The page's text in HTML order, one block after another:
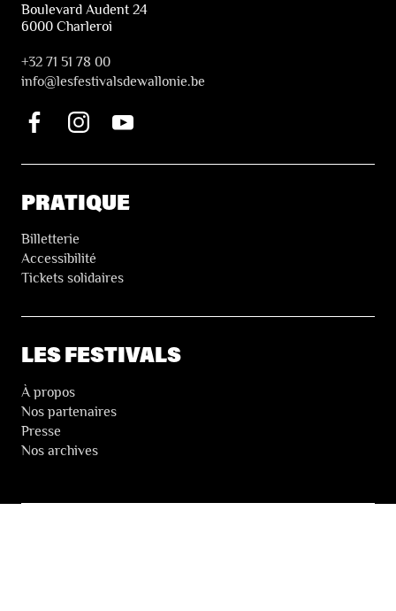
Boulevard Audent 24
6000 Charleroi
+32 71 51 78 00
info@lesfestivalsdewallonie.be
PRATIQUE
Billetterie
Accessibilité
Tickets solidaires
LES FESTIVALS
À propos
Nos partenaires
Presse
Nos archives